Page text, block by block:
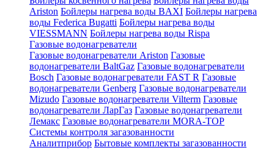
Ariston Бойлеры нагрева воды BAXI Бойлеры нагрева
воды Federica Bugatti Бойлеры нагрева воды
VIESSMANN Бойлеры нагрева воды Rispa
Газовые водонагреватели
Газовые водонагреватели Ariston Газовые
водонагреватели BaltGaz Газовые водонагреватели
Bosch Газовые водонагреватели FAST R Газовые
водонагреватели Genberg Газовые водонагреватели
Mizudo Газовые водонагреватели Vilterm Газовые
водонагреватели ЛарГаз Газовые водонагреватели
Лемакс Газовые водонагреватели MORA-TOP
Системы контроля загазованности
Аналитприбор Бытовые комплекты загазованности